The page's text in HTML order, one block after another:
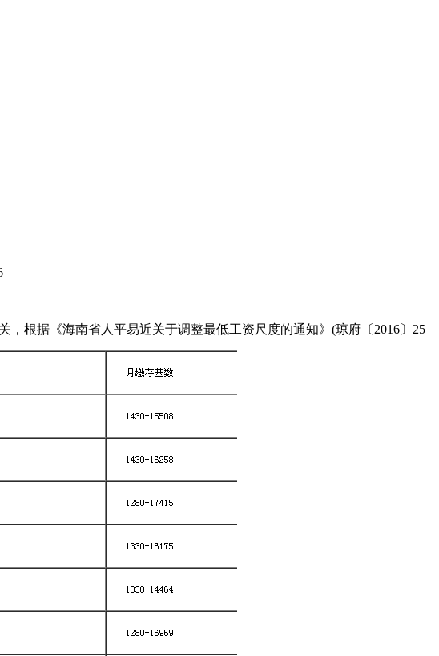
根据《海南省人平易近关于调整最低工资尺度的通知》(琼府〔2016〕25